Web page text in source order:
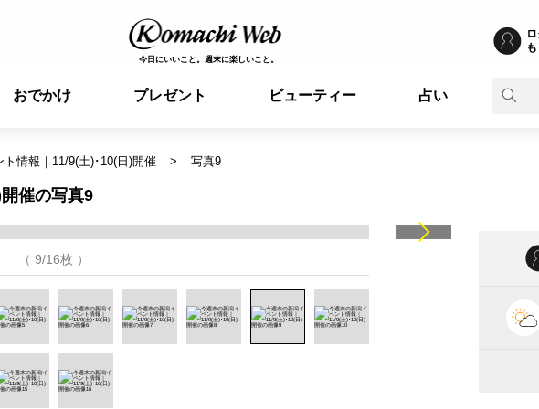
今日にいいこと。週末に楽しいこと。
おでかけ プレゼント ビューティー 占い
情報｜11/9(土)･10(日)開催 写真9
催の写真9
（ 9/16枚 ）